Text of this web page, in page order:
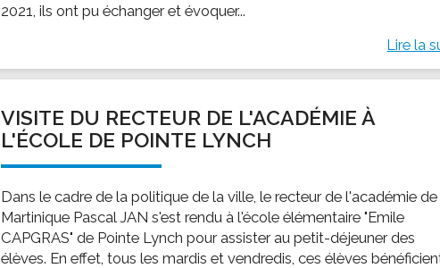
2021, ils ont pu échanger et évoquer...
Lire la
VISITE DU RECTEUR DE L'ACADÉMIE À
L'ÉCOLE DE POINTE LYNCH
Dans le cadre de la politique de la ville, le recteur de l'académie de
Martinique Pascal JAN s'est rendu à l'école élémentaire "Emile
CAPGRAS" de Pointe Lynch pour assister au petit-déjeuner des
élèves. En effet, tous les mardis et vendredis, ces élèves